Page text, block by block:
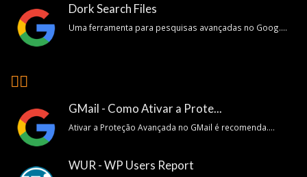
Dork Search Files
Uma ferramenta para pesquisas avançadas no Goog....
👍🏽
GMail - Como Ativar a Prote...
Ativar a Proteção Avançada no GMail é recomenda....
WUR - WP Users Report